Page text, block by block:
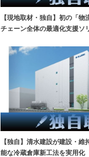
【現地取材・独自】初の「
チェーン全体の最適化支援ソ
【独自】清水建設が建設・
能な冷蔵倉庫新工法を実用化